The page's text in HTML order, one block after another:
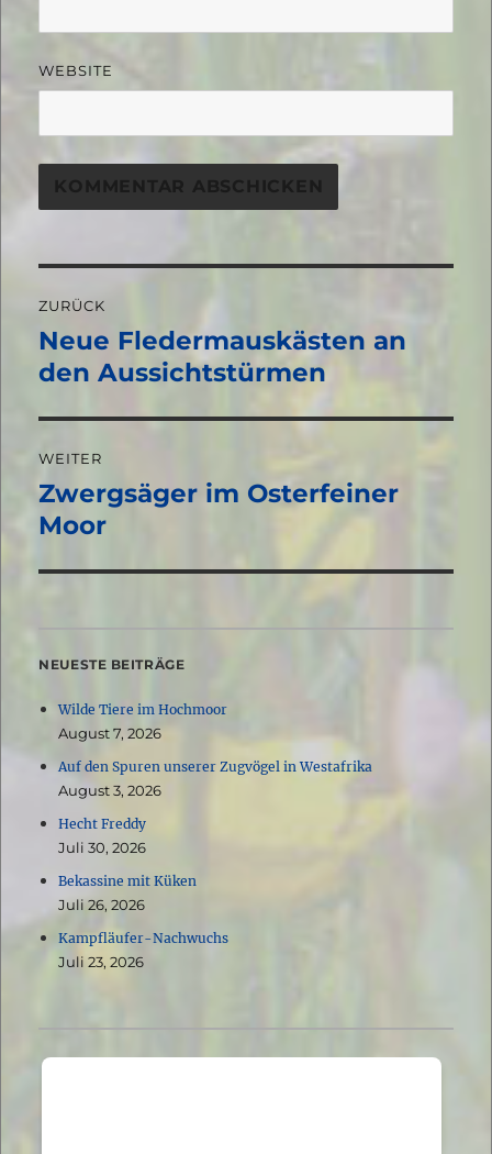
WEBSITE
ZURÜCK
Vorheriger
Beitrag:
Neue Fledermauskästen an
den Aussichtstürmen
WEITER
Nächster
Beitrag:
Zwergsäger im Osterfeiner
Moor
NEUESTE BEITRÄGE
Wilde Tiere im Hochmoor
August 7, 2026
Auf den Spuren unserer Zugvögel in Westafrika
August 3, 2026
Hecht Freddy
Juli 30, 2026
Bekassine mit Küken
Juli 26, 2026
Kampfläufer-Nachwuchs
Juli 23, 2026